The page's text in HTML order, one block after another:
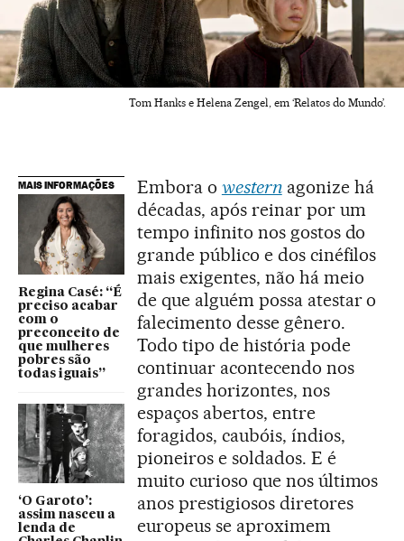
Tom Hanks e Helena Zengel, em ‘Relatos do Mundo’.
MAIS INFORMAÇÕES
Regina Casé: “É
preciso acabar
com o
preconceito de
que mulheres
pobres são
todas iguais”
‘O Garoto’:
assim nasceu a
lenda de
Embora o westernagonize há
décadas, após reinar por um
tempo infinito nos gostos do
grande público e dos cinéfilos
mais exigentes, não há meio
de que alguém possa atestar o
falecimento desse gênero.
Todo tipo de história pode
continuar acontecendo nos
grandes horizontes, nos
espaços abertos, entre
foragidos, caubóis, índios,
pioneiros e soldados. E é
muito curioso que nos últimos
anos prestigiosos diretores
europeus se aproximem